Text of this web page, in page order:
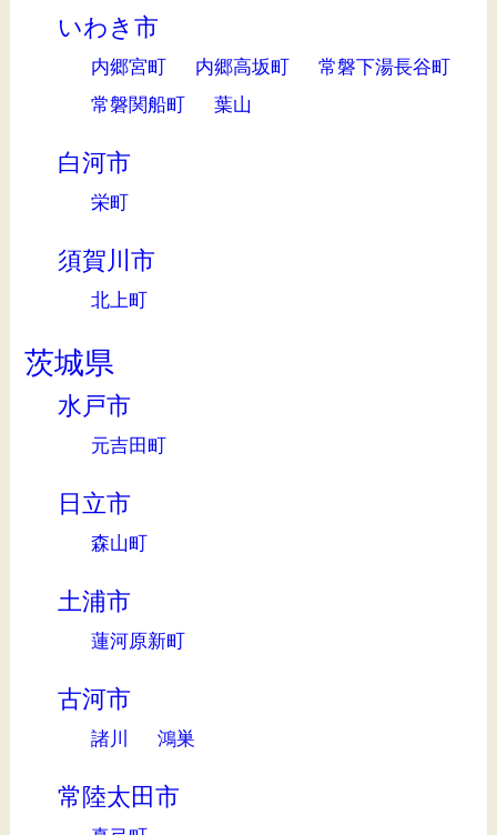
いわき市
内郷宮町 内郷高坂町
常磐下湯長谷町
常磐関船町
葉山
白河市
栄町
須賀川市
北上町
茨城県
水戸市
元吉田町
日立市
森山町
土浦市
蓮河原新町
古河市
諸川 鴻巣
常陸太田市